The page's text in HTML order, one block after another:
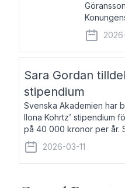
fem av
kallade
syfte att
Sara Gordan
stipendium
Svenska Akademien har
Ilona Kohrtz’ stipendium
på 40 000 kronor per år.
författare och
det prosalyriska verket En
2026-03-11